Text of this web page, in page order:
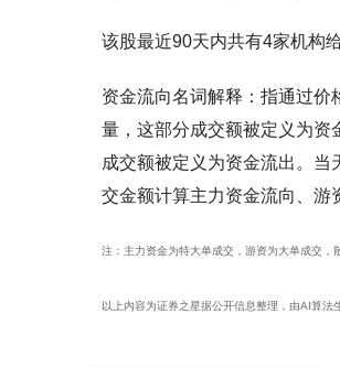
该股最近90天内共有4家机构
资金流向名词解释：指通过价
量，这部分成交额被定义为资
成交额被定义为资金流出。
交金额计算主力资金流向、游
注：主力资金为特大单成交，游资为大单成交，
以上内容为证券之星据公开信息整理，由AI算